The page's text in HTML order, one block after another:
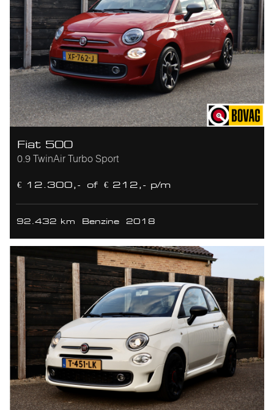
Fiat 500
0.9 TwinAir Turbo Sport
€ 12.300,- of € 212,- p/m
92.432 km Benzine 2018